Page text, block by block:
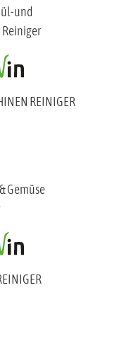
REINIGER